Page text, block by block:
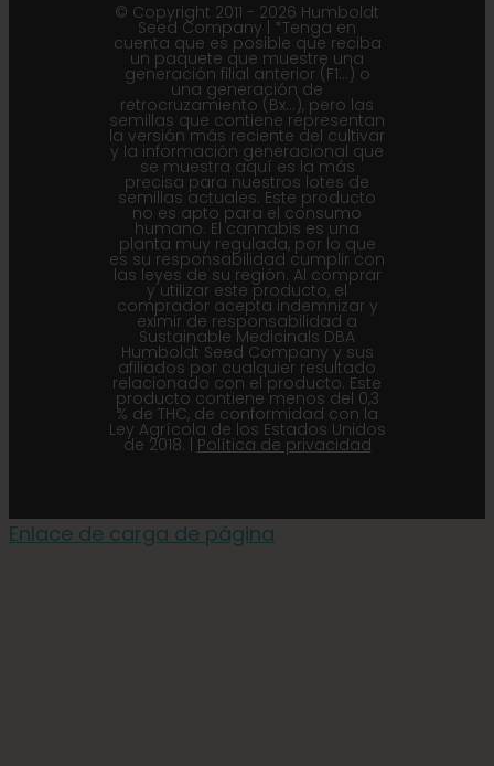
© Copyright 2011 - 2026 Humboldt
Seed Company | *Tenga en
cuenta que es posible que reciba
un paquete que muestre una
generación filial anterior (F1...) o
una generación de
retrocruzamiento (Bx...), pero las
semillas que contiene representan
la versión más reciente del cultivar
y la información generacional que
se muestra aquí es la más
precisa para nuestros lotes de
semillas actuales. Este producto
no es apto para el consumo
humano. El cannabis es una
planta muy regulada, por lo que
es su responsabilidad cumplir con
las leyes de su región. Al comprar
y utilizar este producto, el
comprador acepta indemnizar y
eximir de responsabilidad a
Sustainable Medicinals DBA
Humboldt Seed Company y sus
afiliados por cualquier resultado
relacionado con el producto. Este
producto contiene menos del 0,3
% de THC, de conformidad con la
Ley Agrícola de los Estados Unidos
de 2018. | Política de privacidad
Enlace de carga de página